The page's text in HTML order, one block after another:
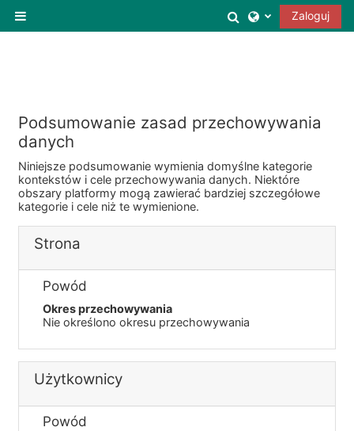
Panel boczny
Przełącznik
Zaloguj
Podsumowanie zasad przechowywania
danych
Niniejsze podsumowanie wymienia domyślne kategorie
kontekstów i cele przechowywania danych. Niektóre
obszary platformy mogą zawierać bardziej szczegółowe
kategorie i cele niż te wymienione.
Strona
Powód
Okres przechowywania
Nie określono okresu przechowywania
Użytkownicy
Powód